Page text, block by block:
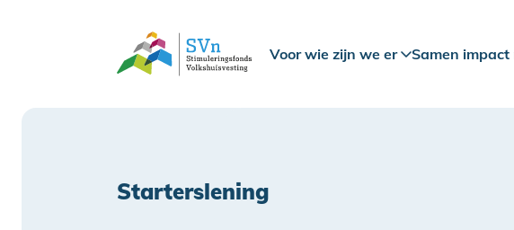
Voor wie zijn we er Samen impact
Starterslening